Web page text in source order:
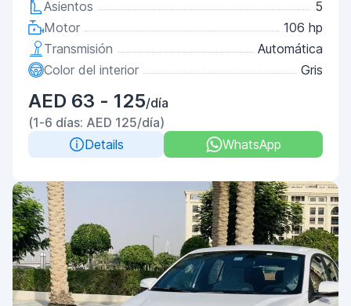
Asientos
5
Motor
106 hp
Transmisión
Automática
Color del interior
Gris
AED 63 - 125/día
(1-6 días: AED 125/día)
Details
WhatsApp